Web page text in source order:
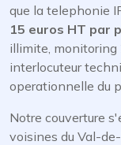
que la telephonie
15 euros HT par
illimite,
interlocuteur
operationnelle du
Notre couverture
voisines du Val-